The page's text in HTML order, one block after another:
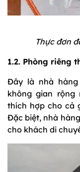
Thực đơn
1.2. Phòng riêng
Đây là nhà
không gian rộng
thích hợp cho cả
Đặc biệt, nhà
cho khách di